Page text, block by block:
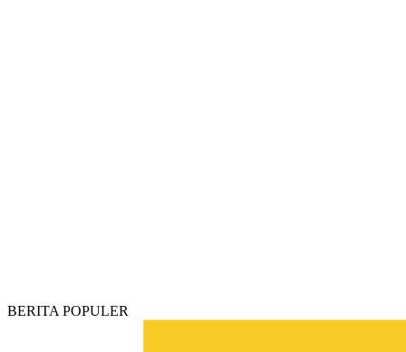
BERITA POPULER